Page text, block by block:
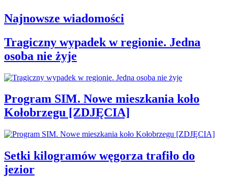
Najnowsze wiadomości
Tragiczny wypadek w regionie. Jedna
osoba nie żyje
Program SIM. Nowe mieszkania koło
Kołobrzegu [ZDJĘCIA]
Setki kilogramów węgorza trafiło do
jezior